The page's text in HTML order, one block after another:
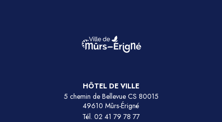
HÔTEL DE VILLE
5 chemin de Bellevue CS 80015
49610 Mûrs-Érigné
Tél. 02 41 79 78 77